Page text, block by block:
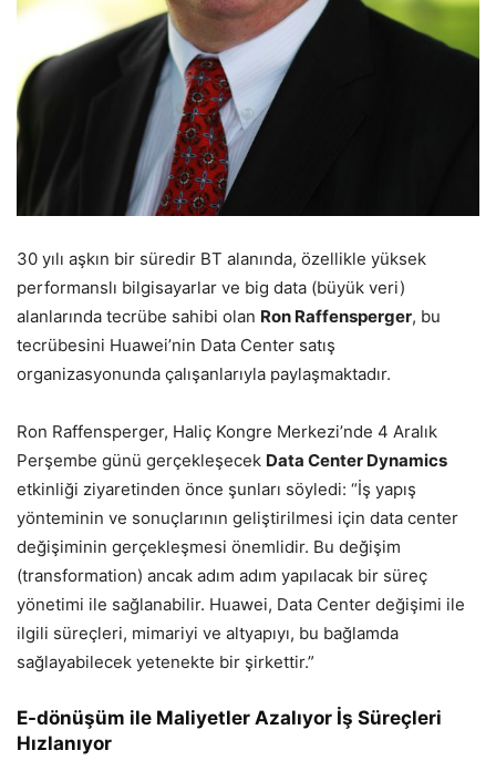
30 yılı aşkın bir süredir BT alanında, özellikle yüksek
performanslı bilgisayarlar ve big data (büyük veri)
alanlarında tecrübe sahibi olan Ron Raffensperger, bu
tecrübesini Huawei’nin Data Center satış
organizasyonunda çalışanlarıyla paylaşmaktadır.
Ron Raffensperger, Haliç Kongre Merkezi’nde 4 Aralık
Perşembe günü gerçekleşecek Data Center Dynamics
etkinliği ziyaretinden önce şunları söyledi: “İş yapış
yönteminin ve sonuçlarının geliştirilmesi için data center
değişiminin gerçekleşmesi önemlidir. Bu değişim
(transformation) ancak adım adım yapılacak bir süreç
yönetimi ile sağlanabilir. Huawei, Data Center değişimi ile
ilgili süreçleri, mimariyi ve altyapıyı, bu bağlamda
sağlayabilecek yetenekte bir şirkettir.”
E-dönüşüm ile Maliyetler Azalıyor İş Süreçleri
Hızlanıyor